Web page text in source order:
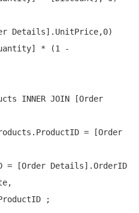
INNER JOIN [Order
= [Order
= [Order Details].OrderID